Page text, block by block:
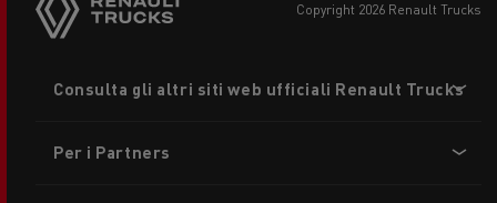
copyright 2026 Renault Trucks
menu
Consulta gli altri siti web ufficiali Renault Trucks
Per i Partners